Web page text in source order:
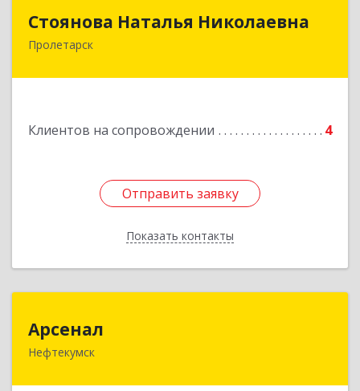
Стоянова Наталья Николаевна
Пролетарск
Клиентов на сопровождении 4
Отправить заявку
Показать контакты
Отправить заявку
Назад
Арсенал
Нефтекумск